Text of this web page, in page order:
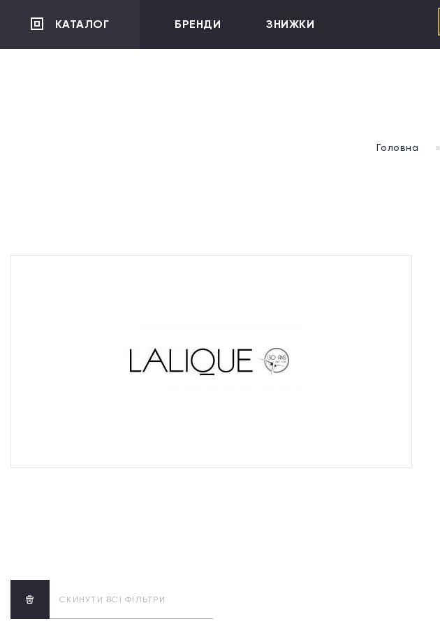
КАТАЛОГ
БРЕНДИ ЗНИЖКИ
Головна
СКИНУТИ ВСІ ФІЛЬТРИ